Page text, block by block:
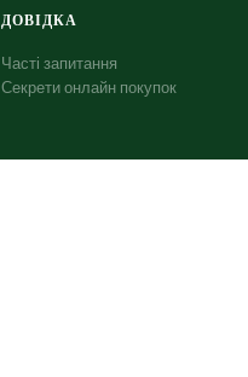
ДОВІДКА
Часті запитання
Секрети онлайн покупок